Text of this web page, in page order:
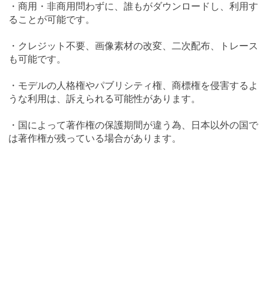
・商用・非商用問わずに、誰もがダウンロードし、利用す
ることが可能です。
・クレジット不要、画像素材の改変、二次配布、トレース
も可能です。
・モデルの人格権やパブリシティ権、商標権を侵害するよ
うな利用は、訴えられる可能性があります。
・国によって著作権の保護期間が違う為、日本以外の国で
は著作権が残っている場合があります。